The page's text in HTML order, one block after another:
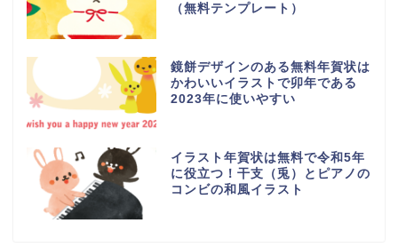
（無料テンプレート）
鏡餅デザインのある無料年賀状は
かわいいイラストで卯年である
2023年に使いやすい
イラスト年賀状は無料で令和5年
に役立つ！干支（兎）とピアノの
コンビの和風イラスト